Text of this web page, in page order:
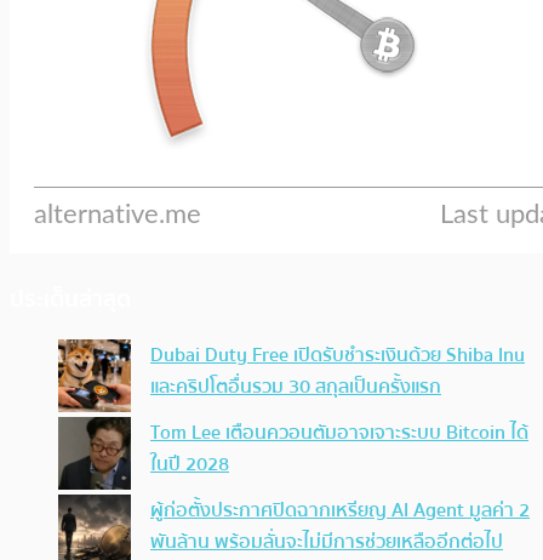
Dubai Duty Free เปิดรับชำระเงินด้วย Shiba Inu
และคริปโตอื่นรวม 30 สกุลเป็นครั้งแรก
Tom Lee เตือนควอนตัมอาจเจาะระบบ Bitcoin ได้
ในปี 2028
ผู้ก่อตั้งประกาศปิดฉากเหรียญ AI Agent มูลค่า 2
พันล้าน พร้อมลั่นจะไม่มีการช่วยเหลืออีกต่อไป